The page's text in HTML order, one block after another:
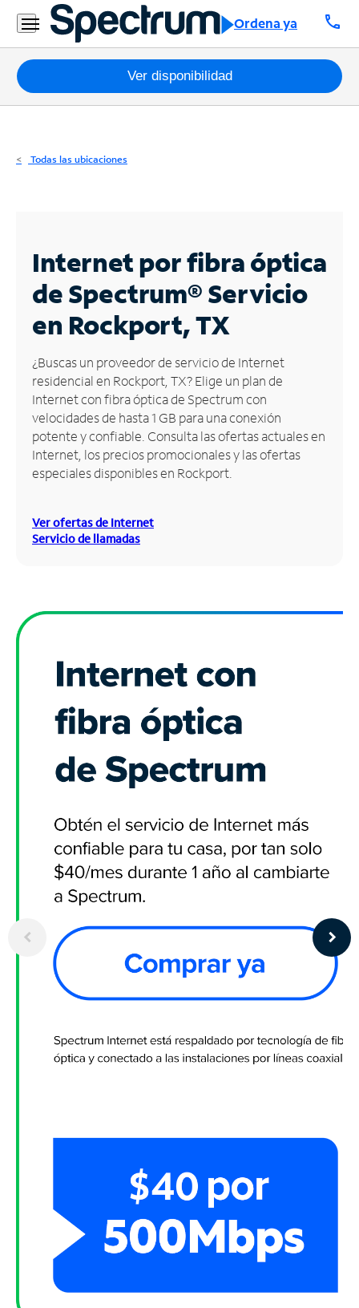
Ordena ya call
Residencial
Business
Paquetes
Internet
Business
Contáctanos
Inglés
Administrar
cuenta
Encuentra
una
tienda
Ver disponibilidad
Todas las ubicaciones
Internet por fibra óptica
de Spectrum®Servicio
en Rockport, TX
¿Buscas un proveedor de servicio de Internet
residencial en Rockport, TX? Elige un plan de
Internet con fibra óptica de Spectrum con
velocidades de hasta 1 GB para una conexión
potente y confiable. Consulta las ofertas actuales en
Internet, los precios promocionales y las ofertas
especiales disponibles en Rockport.
Ver ofertas de Internet
Servicio de llamadas